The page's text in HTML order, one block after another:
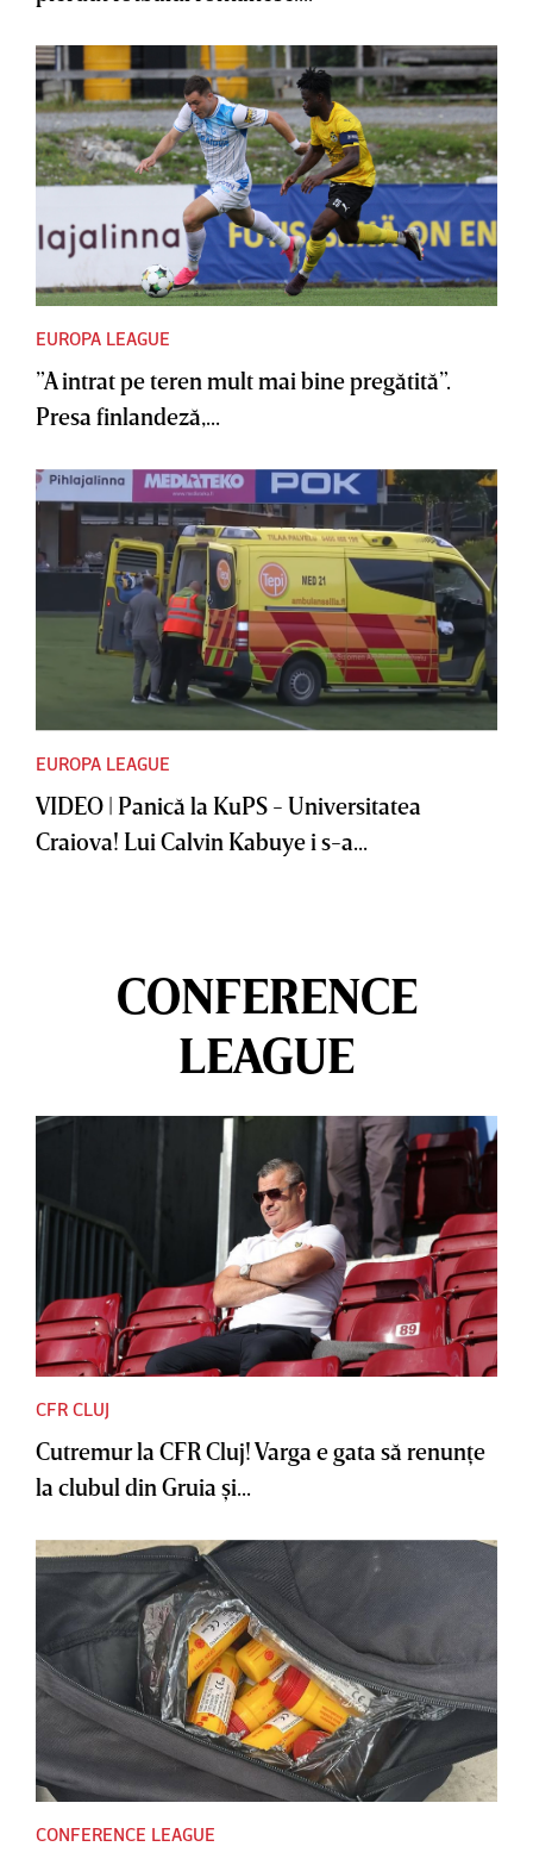
EUROPA LEAGUE
”A intrat pe teren mult mai bine pregătită”.
Presa finlandeză,...
EUROPA LEAGUE
VIDEO | Panică la KuPS - Universitatea
Craiova! Lui Calvin Kabuye i s-a...
CONFERENCE
LEAGUE
CFR CLUJ
Cutremur la CFR Cluj! Varga e gata să renunţe
la clubul din Gruia şi...
CONFERENCE LEAGUE